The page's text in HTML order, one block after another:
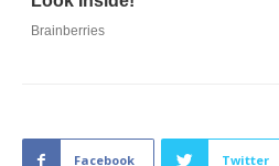
Facebook Twitter